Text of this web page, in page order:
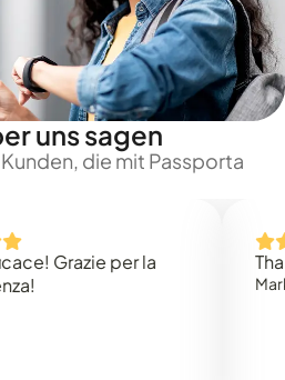
uns sagen
die mit Passporta
per la
Thank